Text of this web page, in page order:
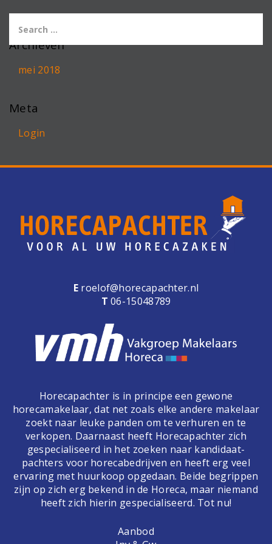
Archieven
mei 2018
Meta
Login
E roelof@horecapachter.nl
T 06-15048789
Horecapachter is in principe een gewone
horecamakelaar, dat net zoals elke andere makelaar
zoekt naar leuke panden om te verhuren en te
verkopen. Daarnaast heeft Horecapachter zich
gespecialiseerd in het zoeken naar kandidaat-
pachters voor horecabedrijven en heeft erg veel
ervaring met huurkoop opgedaan. Beide begrippen
zijn op zich erg bekend in de Horeca, maar niemand
heeft zich hierin gespecialiseerd. Tot nu!
Aanbod